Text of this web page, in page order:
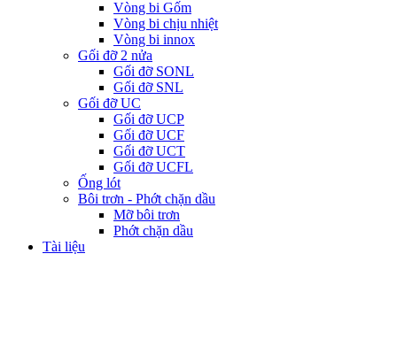
Vòng bi Gốm
Vòng bi chịu nhiệt
Vòng bi innox
Gối đỡ 2 nửa
Gối đỡ SONL
Gối đỡ SNL
Gối đỡ UC
Gối đỡ UCP
Gối đỡ UCF
Gối đỡ UCT
Gối đỡ UCFL
Ống lót
Bôi trơn - Phớt chặn dầu
Mỡ bôi trơn
Phớt chặn dầu
Tài liệu